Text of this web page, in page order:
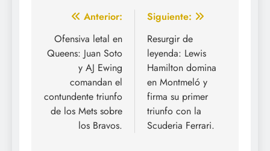
Navegación
de
entradas
Anterior:
Ofensiva letal en
Queens: Juan Soto
y AJ Ewing
comandan el
contundente triunfo
de los Mets sobre
los Bravos.
Siguiente:
Resurgir de
leyenda: Lewis
Hamilton domina
en Montmeló y
firma su primer
triunfo con la
Scuderia Ferrari.